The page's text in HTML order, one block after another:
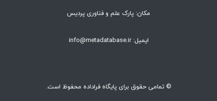
مکان: پارک علم و فناوری پردیس
ایمیل: info@metadatabase.ir
© تمامی حقوق برای پایگاه فراداده محفوظ است.